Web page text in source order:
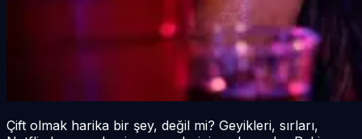
Çift olmak harika bir şey, değil mi? Geyikleri, sırları,